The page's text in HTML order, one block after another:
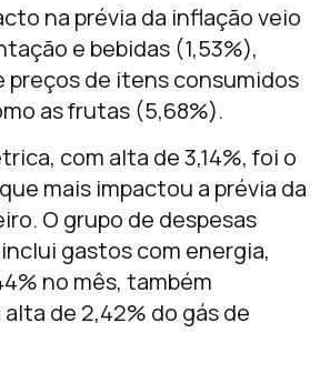
na prévia da inflação veio
e bebidas (1,53%),
preços de itens consumidos
as frutas (5,68%).
com alta de 3,14%, foi o
mais impactou a prévia da
O grupo de despesas
gastos com energia,
no mês, também
de 2,42% do gás de